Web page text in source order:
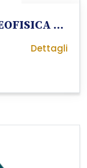
ISTITUTO NAZIONALE DI GEOFISICA E VULCANOLOGIA (INGV)
Dettagli